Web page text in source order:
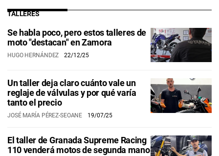
TALLERES
Se habla poco, pero estos talleres de
moto "destacan" en Zamora
HUGO HERNÁNDEZ 22/12/25
Un taller deja claro cuánto vale un
reglaje de válvulas y por qué varía
tanto el precio
JOSÉ MARÍA PÉREZ-SEOANE 19/07/25
El taller de Granada Supreme Racing
110 venderá motos de segunda mano